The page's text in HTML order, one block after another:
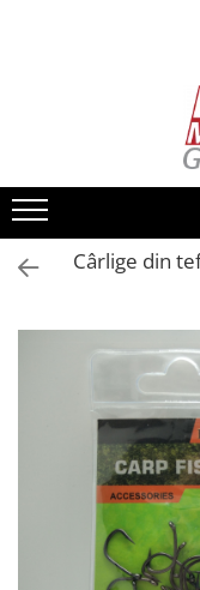
Lansete la crap
Mulinete la crap
Fire Crap
Accesorii nadire,
Rod Pod, picheti,
Carlige crap
Avertizoare si
Pescuit Feeder,
Lansete Feeder,
Mulinete Feeder,
Cârlige din